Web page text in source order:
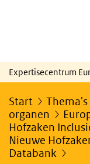
Expertisecentrum
Start Thema's
organen
Hofzaken
Nieuwe
Databank